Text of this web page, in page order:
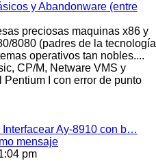
y Abandonware (entre
preciosas maquinas x86 y
8080 (padres de la tecnología
operativos tan nobles....
CP/M, Netware VMS y
I con error de punto
Interfacear Ay-8910 con b…
mensaje
pm